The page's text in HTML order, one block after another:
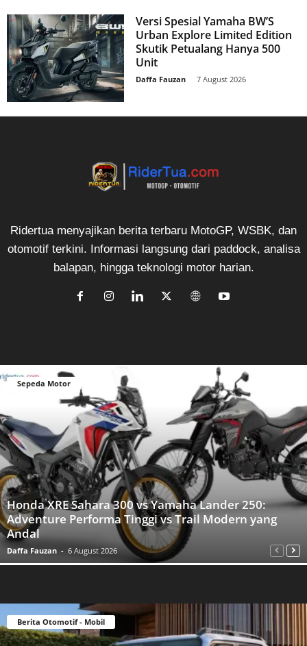
Versi Spesial Yamaha BW’S
Urban Explore Limited Edition
Skutik Petualang Hanya 500
Unit
Daffa Fauzan 7 August 2026
Ridertua menyajikan berita terbaru MotoGP, WSBK, dan
otomotif terkini. Informasi langsung dari paddock, analisa
balapan, hingga teknologi motor harian.
Sepeda Motor
Honda XRE Sahara 300 vs Yamaha Lander 250:
Adventure Performa Tinggi vs Trail Modern yang
Andal
Daffa Fauzan - 6 August 2026
Berita Otomotif - Mobil